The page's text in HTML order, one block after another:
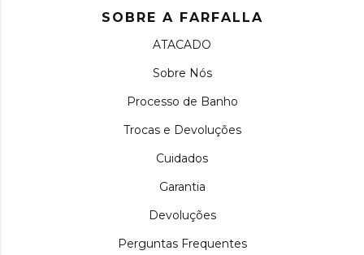
SOBRE A FARFALLA
ATACADO
Sobre Nós
Processo de Banho
Trocas e Devoluções
Cuidados
Garantia
Devoluções
Perguntas Frequentes